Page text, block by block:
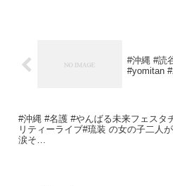
#沖縄 #読
#yomitan
#沖縄 #名護 #やんばる未来フェスタ
リティーライブ#琉装 の女の子二人
涙そ…